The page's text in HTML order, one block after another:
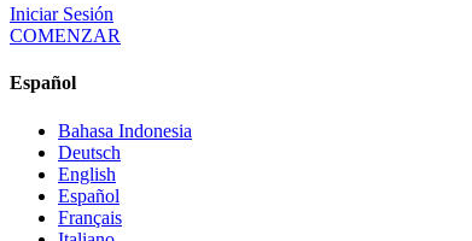
Iniciar Sesión
COMENZAR
Español
Bahasa Indonesia
Deutsch
English
Español
Français